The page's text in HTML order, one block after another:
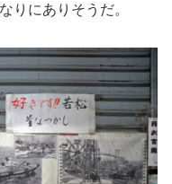
りにありそうだ。